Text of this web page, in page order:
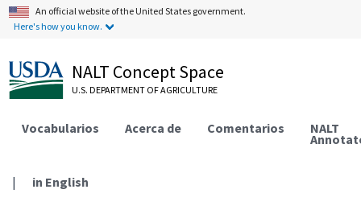
An official website of the United States government.
Here's how you know.
NALT Concept Space
U.S. DEPARTMENT OF AGRICULTURE
Vocabularios Acerca de Comentarios NALT
| in English